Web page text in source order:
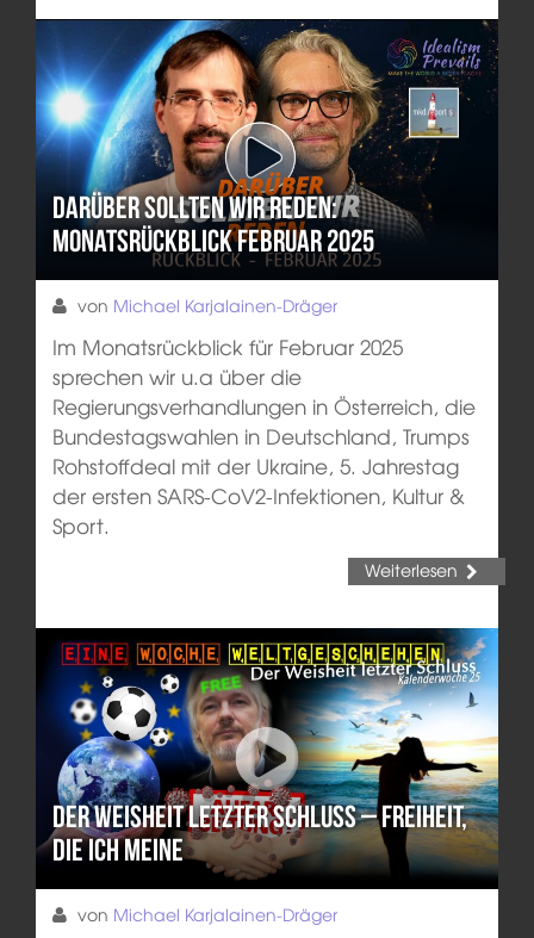
Darüber sollten wir reden:
Monatsrückblick Februar 2025
von Michael Karjalainen-Dräger
Im Monatsrückblick für Februar 2025
sprechen wir u.a über die
Regierungsverhandlungen in Österreich, die
Bundestagswahlen in Deutschland, Trumps
Rohstoffdeal mit der Ukraine, 5. Jahrestag
der ersten SARS-CoV2-Infektionen, Kultur &
Sport.
Weiterlesen
Der Weisheit letzter Schluss – Freiheit,
die ich meine
von Michael Karjalainen-Dräger